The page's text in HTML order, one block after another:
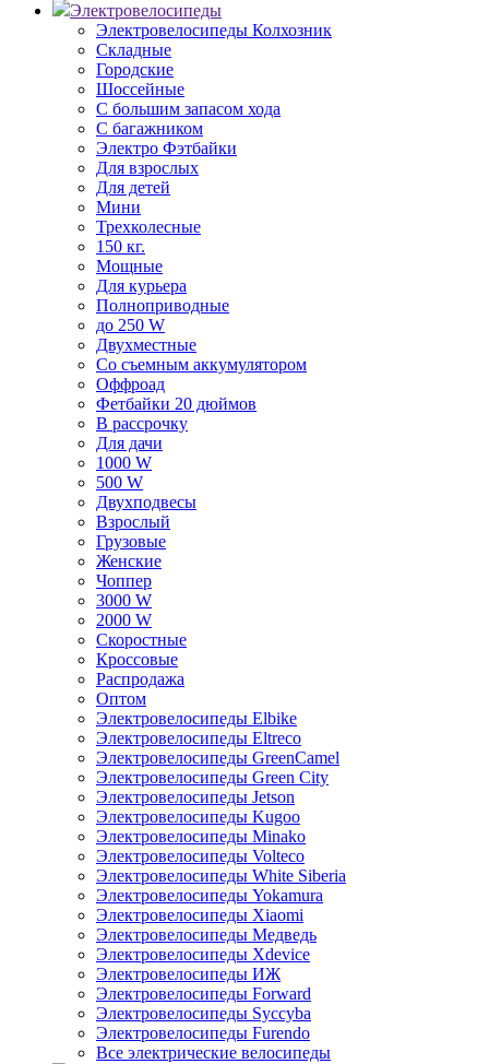
Электровелосипеды
Электровелосипеды Колхозник
Складные
Городские
Шоссейные
С большим запасом хода
С багажником
Электро Фэтбайки
Для взрослых
Для детей
Мини
Трехколесные
150 кг.
Мощные
Для курьера
Полноприводные
до 250 W
Двухместные
Со съемным аккумулятором
Оффроад
Фетбайки 20 дюймов
В рассрочку
Для дачи
1000 W
500 W
Двухподвесы
Взрослый
Грузовые
Женские
Чоппер
3000 W
2000 W
Скоростные
Кроссовые
Распродажа
Оптом
Электровелосипеды Elbike
Электровелосипеды Eltreco
Электровелосипеды GreenCamel
Электровелосипеды Green City
Электровелосипеды Jetson
Электровелосипеды Kugoo
Электровелосипеды Minako
Электровелосипеды Volteco
Электровелосипеды White Siberia
Электровелосипеды Yokamura
Электровелосипеды Xiaomi
Электровелосипеды Медведь
Электровелосипеды Xdevice
Электровелосипеды ИЖ
Электровелосипеды Forward
Электровелосипеды Syccyba
Электровелосипеды Furendo
Все электрические велосипеды